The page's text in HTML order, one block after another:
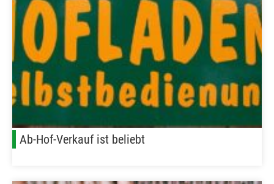
Ab-Hof-Verkauf ist beliebt